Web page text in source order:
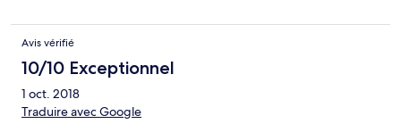
Avis vérifié
10/10 Exceptionnel
1 oct. 2018
Traduire avec Google